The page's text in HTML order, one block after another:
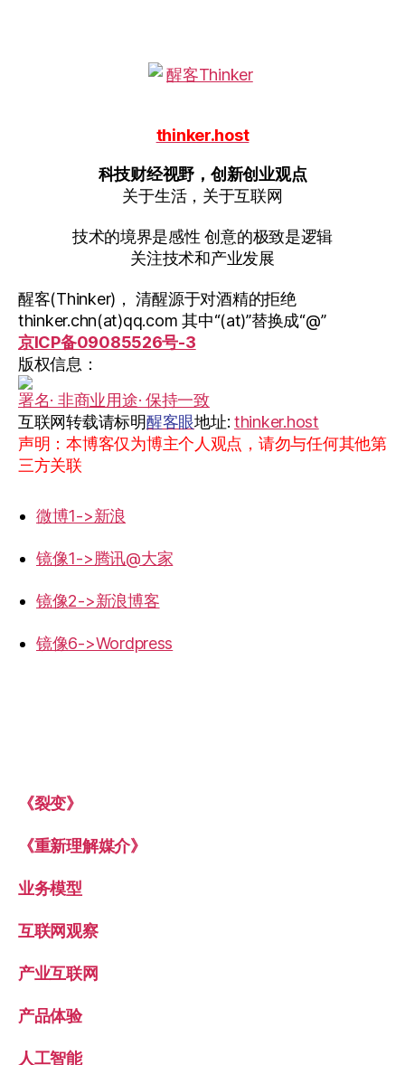
thinker.host
科技财经视野，创新创业观点
关于生活，关于互联网
技术的境界是感性 创意的极致是逻辑
关注技术和产业发展
醒客(Thinker)， 清醒源于对酒精的拒绝
thinker.chn(at)qq.com 其中“(at)”替换成“@”
京ICP备09085526号-3
版权信息：
署名· 非商业用途· 保持一致
互联网转载请标明醒客眼地址: thinker.host
声明：本博客仅为博主个人观点，请勿与任何其他第
三方关联
微博1->新浪
镜像1->腾讯@大家
镜像2->新浪博客
镜像6->Wordpress
《裂变》
《重新理解媒介》
业务模型
互联网观察
产业互联网
产品体验
人工智能